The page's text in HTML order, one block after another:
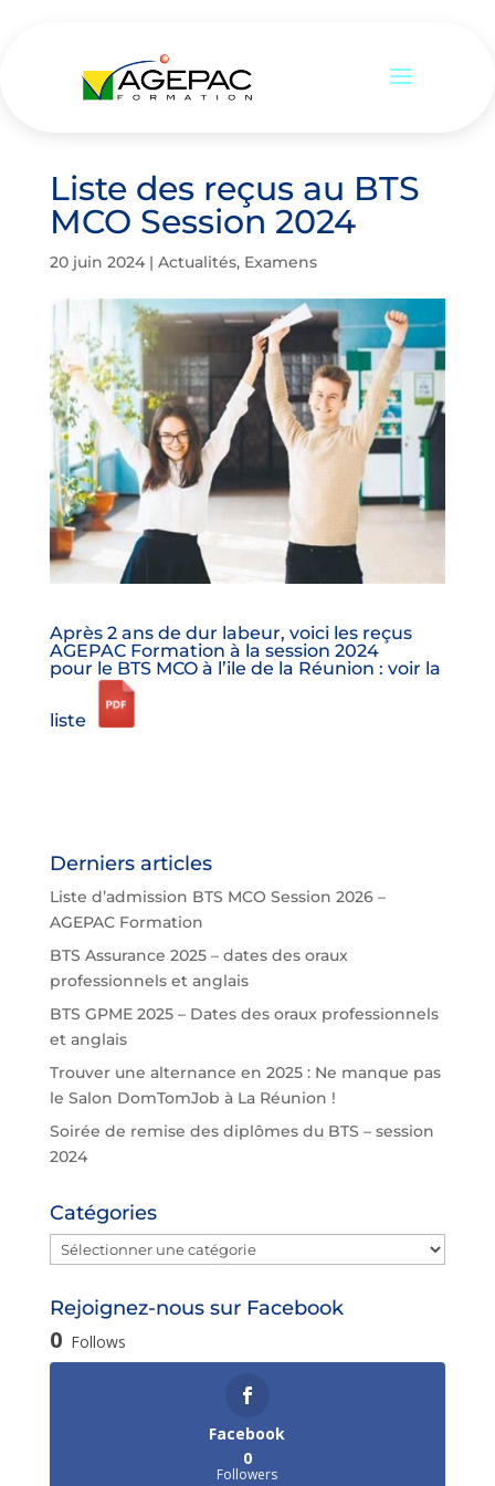
Liste des reçus au BTS
MCO Session 2024
20 juin 2024| Actualités, Examens
Après 2 ans de dur labeur, voici les reçus
AGEPAC Formation à la session 2024
pour le BTS MCO à l’ile de la Réunion : voir la
liste
Derniers articles
Liste d’admission BTS MCO Session 2026 –
AGEPAC Formation
BTS Assurance 2025 – dates des oraux
professionnels et anglais
BTS GPME 2025 – Dates des oraux professionnels
et anglais
Trouver une alternance en 2025 : Ne manque pas
le Salon DomTomJob à La Réunion !
Soirée de remise des diplômes du BTS – session
2024
Catégories
Catégories
Rejoignez-nous sur Facebook
0 Follows
Facebook
0
Followers